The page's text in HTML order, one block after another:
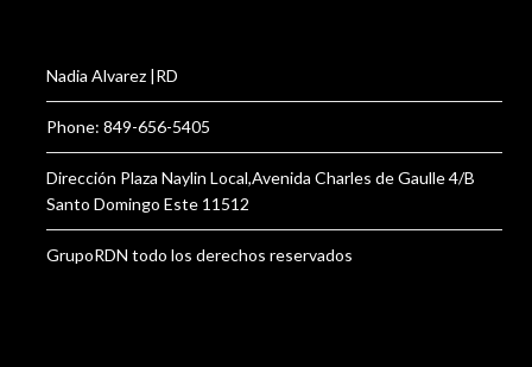
Nadia Alvarez |RD
Phone: 849-656-5405
Dirección Plaza Naylin Local,Avenida Charles de Gaulle 4/B
Santo Domingo Este 11512
GrupoRDN todo los derechos reservados